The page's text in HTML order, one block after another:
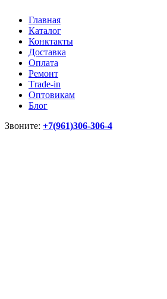
Главная
Каталог
Конктакты
Доставка
Оплата
Ремонт
Тrade-in
Оптовикам
Блог
Звоните: +7(961)306-306-4